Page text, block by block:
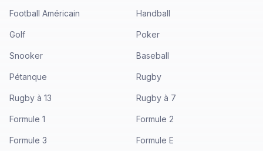
Football Américain Handball
Golf Poker
Snooker Baseball
Pétanque Rugby
Rugby à 13 Rugby à 7
Formule 1 Formule 2
Formule 3 Formule E